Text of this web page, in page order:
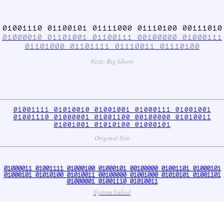
01001110 01100101 01111000 01110100 00111010
01000010 01101001 01100111 00100000 01000111
01101000 01101111 01110011 01110100
Next: Big Ghost
01001111 01010010 01001001 01000111 01001001
01001110 01000001 01001100 00100000 01010011
01001001 01010100 01000101
Original Site
01000011 01001111 01000100 01000101 00100000 01001101 01000101
01000101 01010100 01010011 00100000 01001000 01010101 01001101
01000001 01001110 01010011
System linked